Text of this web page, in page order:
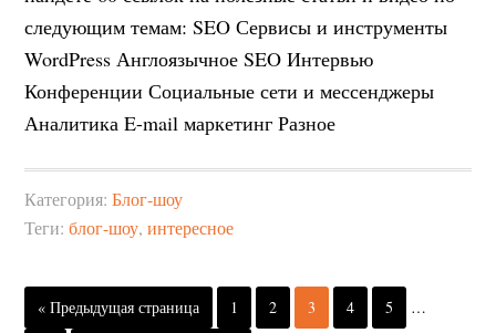
следующим темам: SEO Сервисы и инструменты
WordPress Англоязычное SEO Интервью
Конференции Социальные сети и мессенджеры
Аналитика E-mail маркетинг Разное
Категория:Блог-шоу
Теги:блог-шоу,интересное
« Предыдущая страница 1 2 3 4 5
…